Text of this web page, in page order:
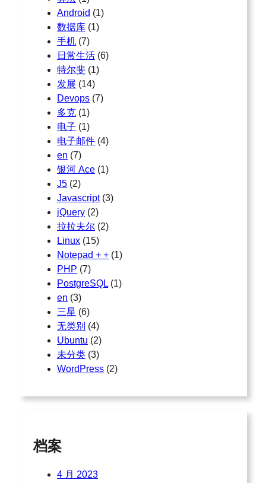
Android (1)
数据库 (1)
手机 (7)
日常生活 (6)
特尔斐 (1)
发展 (14)
Devops (7)
多克 (1)
电子 (1)
电子邮件 (4)
en (7)
银河 Ace (1)
J5 (2)
Javascript(3)
jQuery (2)
拉拉夫尔 (2)
Linux (15)
Notepad + + (1)
PHP (7)
PostgreSQL (1)
en (3)
三星 (6)
无类别 (4)
Ubuntu (2)
未分类 (3)
WordPress (2)
档案
4 月 2023